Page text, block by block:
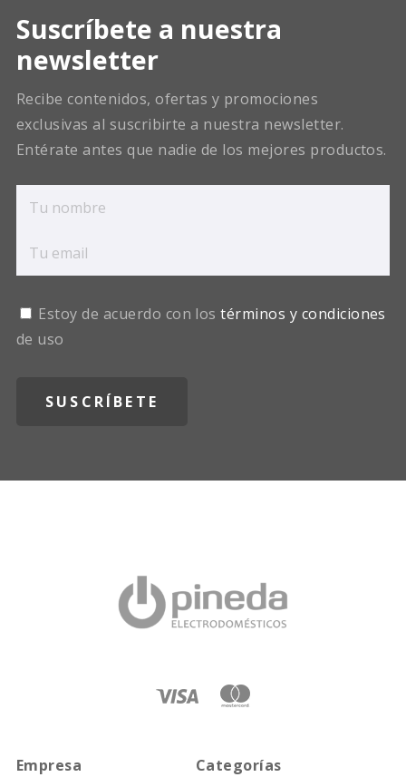
Suscríbete a nuestra
newsletter
Recibe contenidos, ofertas y promociones
exclusivas al suscribirte a nuestra newsletter.
Entérate antes que nadie de los mejores productos.
Estoy de acuerdo con lostérminos y condiciones
de uso
Empresa Categorías